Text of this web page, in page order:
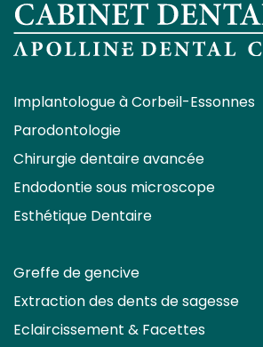
Implantologue à Corbeil-Essonnes
Parodontologie
Chirurgie dentaire avancée
Endodontie sous microscope
Esthétique Dentaire
Greffe de gencive
Extraction des dents de sagesse
Eclaircissement & Facettes